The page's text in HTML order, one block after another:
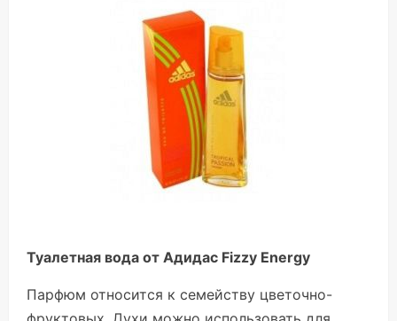
Туалетная вода от Адидас Fizzy Energy
Парфюм относится к семейству цветочно-